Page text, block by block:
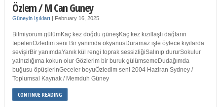
Özlem / M Can Guney
Güneyin Işıkları | February 16, 2025
Bilmiyorum gülümKaç kez doğdu güneşKaç kez kızıllaştı dağların
tepeleriÖzledim seni Bir yanımda okyanusDuramaz işte öylece kıyılarda
sevişirBir yanımdaYanık kül rengi toprak sessizliğiSalınıp dururSokulur
yalnızlığıma kokun olur Gözlerim bir buruk gülümsemeDudağımda
buğusu öpüşlerinGeceler boyuÖzledim seni 2004 Haziran Sydney /
Toplumsal Kaynak / Memduh Güney
CONTINUE READING